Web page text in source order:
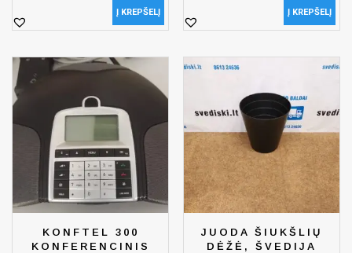
Į KREPŠELĮ Į KREPŠELĮ
KONFTEL 300
KONFERENCINIS
JUODA ŠIUKŠLIŲ
DĖŽĖ, ŠVEDIJA